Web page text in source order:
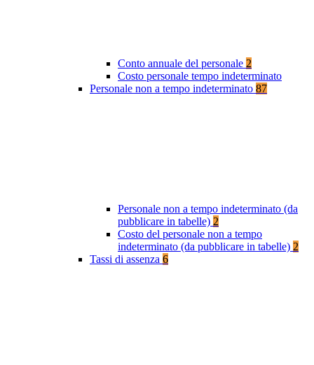
Conto annuale del personale 2
Costo personale tempo indeterminato
Personale non a tempo indeterminato 87
Personale non a tempo indeterminato (da
pubblicare in tabelle) 2
Costo del personale non a tempo
indeterminato (da pubblicare in tabelle) 2
Tassi di assenza 6